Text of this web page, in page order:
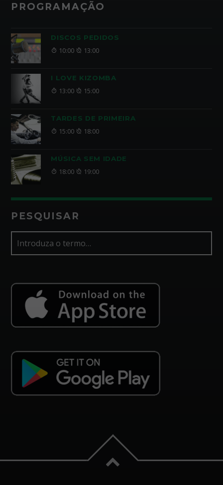
PROGRAMAÇÃO
DISCOS PEDIDOS
10:00 13:00
I LOVE KIZOMBA
13:00 15:00
TARDES DE PRIMEIRA
15:00 18:00
MÚSICA SEM IDADE
18:00 19:00
PESQUISAR